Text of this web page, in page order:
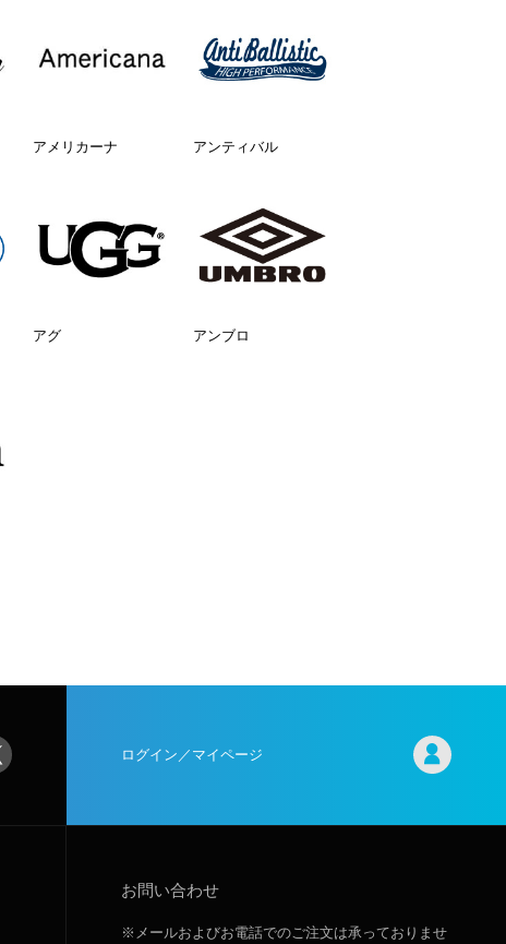
アメリカーナ アンティバル
アグ アンブロ
ログイン／マイページ
お問い合わせ
※メールおよびお電話でのご注文は承っておりませ